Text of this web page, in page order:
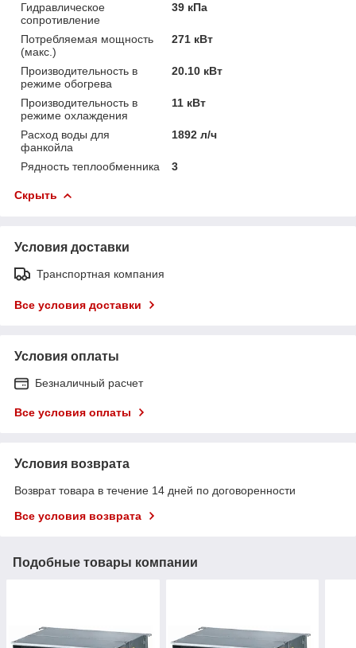
Гидравлическое
сопротивление
39 кПа
Потребляемая мощность
(макс.)
271 кВт
Производительность в
режиме обогрева
20.10 кВт
Производительность в
режиме охлаждения
11 кВт
Расход воды для
фанкойла
1892 л/ч
Рядность теплообменника 3
Скрыть
Условия доставки
Транспортная компания
Все условия доставки
Условия оплаты
Безналичный расчет
Все условия оплаты
Условия возврата
Возврат товара в течение 14 дней по договоренности
Все условия возврата
Подобные товары компании